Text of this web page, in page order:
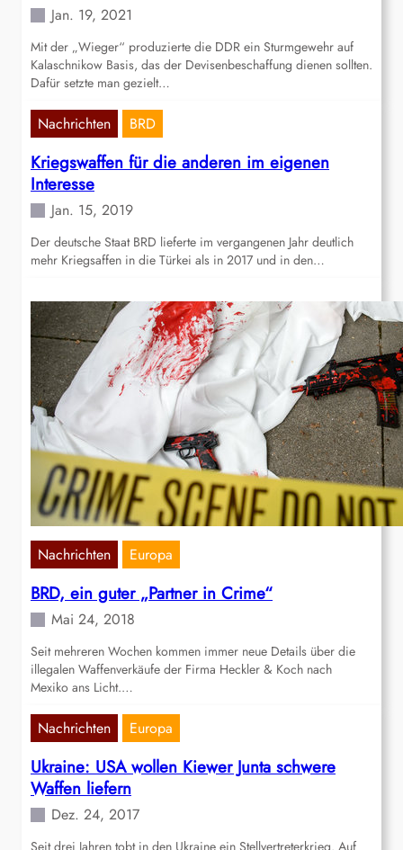
Jan. 19, 2021
Mit der „Wieger“ produzierte die DDR ein Sturmgewehr auf
Kalaschnikow Basis, das der Devisenbeschaffung dienen sollten.
Dafür setzte man gezielt…
Nachrichten BRD
Kriegswaffen für die anderen im eigenen
Interesse
Jan. 15, 2019
Der deutsche Staat BRD lieferte im vergangenen Jahr deutlich
mehr Kriegsaffen in die Türkei als in 2017 und in den…
Nachrichten Europa
BRD, ein guter „Partner in Crime“
Mai 24, 2018
Seit mehreren Wochen kommen immer neue Details über die
illegalen Waffenverkäufe der Firma Heckler & Koch nach
Mexiko ans Licht.…
Nachrichten Europa
Ukraine: USA wollen Kiewer Junta schwere
Waffen liefern
Dez. 24, 2017